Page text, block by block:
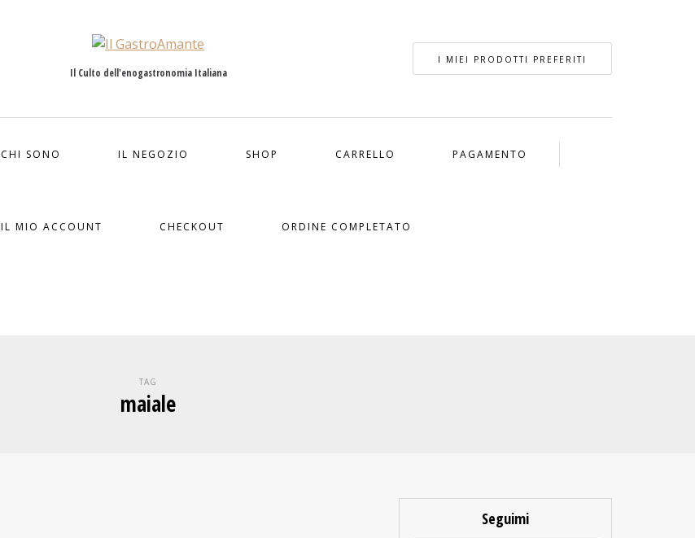
Il Culto dell'enogastronomia Italiana
I MIEI PRODOTTI PREFERITI
CHI SONO IL NEGOZIO SHOP CARRELLO PAGAMENTO
IL MIO ACCOUNT CHECKOUT ORDINE COMPLETATO
TAG
maiale
Seguimi